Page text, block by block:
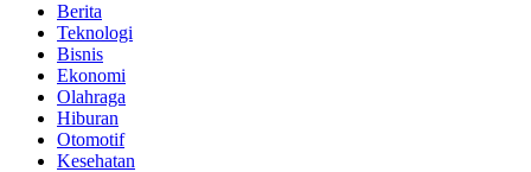
Berita
Teknologi
Bisnis
Ekonomi
Olahraga
Hiburan
Otomotif
Kesehatan